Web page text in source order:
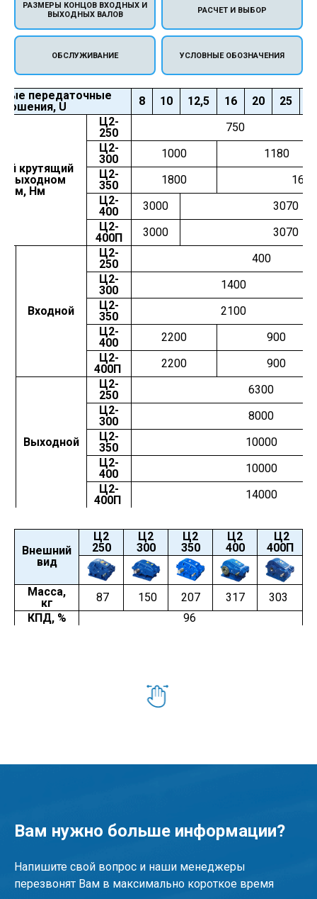
РАЗМЕРЫ КОНЦОВ ВХОДНЫХ И
ВЫХОДНЫХ ВАЛОВ
РАСЧЕТ И ВЫБОР
ОБСЛУЖИВАНИЕ УСЛОВНЫЕ ОБОЗНАЧЕНИЯ
передаточные
U
8 10 12,5 16 20 25
крутящий
выходном
Нм
Ц2-
250
750
Ц2-
300
1000
1180
Ц2-
350
1800
1600
Ц2-
400
3000
3070
Ц2-
400П
3000 3070
Входной
Ц2-
250
400
Ц2-
300
1400
Ц2-
350
2100
Ц2-
400
2200
900
Ц2-
400П
2200 900
Выходной
Ц2-
250
6300
Ц2-
300
8000
Ц2-
350
10000
Ц2-
400
10000
Ц2-
400П
14000
Внешний
вид
Ц2
250
Ц2
300
Ц2
350
Ц2
400
Ц2
400П
Масса,
кг
87 150 207 317
303
КПД, %
96
Вам нужно больше информации?
Напишите свой вопрос и наши менеджеры
перезвонят Вам в максимально короткое время